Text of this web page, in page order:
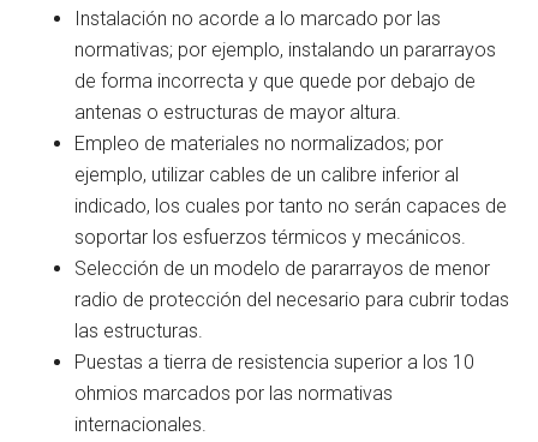
Instalación no acorde a lo marcado por las
normativas; por ejemplo, instalando un pararrayos
de forma incorrecta y que quede por debajo de
antenas o estructuras de mayor altura.
Empleo de materiales no normalizados; por
ejemplo, utilizar cables de un calibre inferior al
indicado, los cuales por tanto no serán capaces de
soportar los esfuerzos térmicos y mecánicos.
Selección de un modelo de pararrayos de menor
radio de protección del necesario para cubrir todas
las estructuras.
Puestas a tierra de resistencia superior a los 10
ohmios marcados por las normativas
internacionales.